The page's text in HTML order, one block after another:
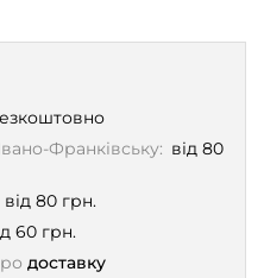
Франківську: від 80
від 80 грн.
60 грн.
доставку